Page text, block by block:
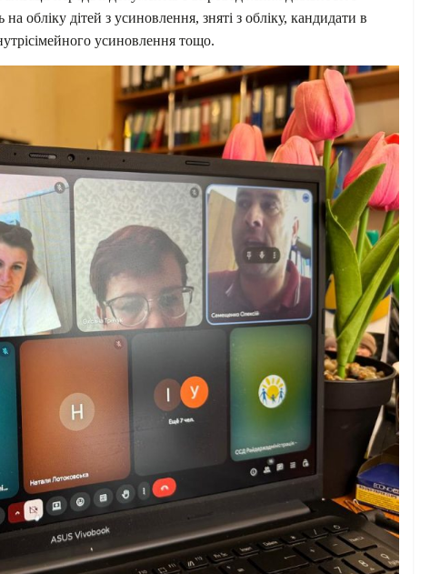
обліку дітей з усиновлення, зняті з обліку, кандидати в
усиновлення тощо.